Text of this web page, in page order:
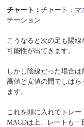
チャート：チャート： マ
テーション
こうなると次の足も陽
可能性が出てきます。
しかし陰線だった場合
高値と安値の間でしば
ます。
これを頭に入れてトレー
MACDは上、レートも